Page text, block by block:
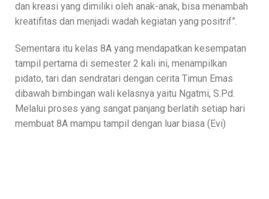
dan kreasi yang dimiliki oleh anak-anak, bisa menambah
kreatifitas dan menjadi wadah kegiatan yang positrif”.
Sementara itu kelas 8A yang mendapatkan kesempatan
tampil pertama di semester 2 kali ini, menampilkan
pidato, tari dan sendratari dengan cerita Timun Emas
dibawah bimbingan wali kelasnya yaitu Ngatmi, S.Pd.
Melalui proses yang sangat panjang berlatih setiap hari
membuat 8A mampu tampil dengan luar biasa (Evi)